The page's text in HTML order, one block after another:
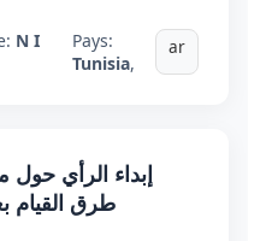
N I
Pays:
Tunisia,
ar
إبداء الرأي
طرق القيام